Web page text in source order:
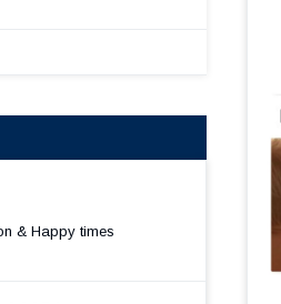
& Happy times